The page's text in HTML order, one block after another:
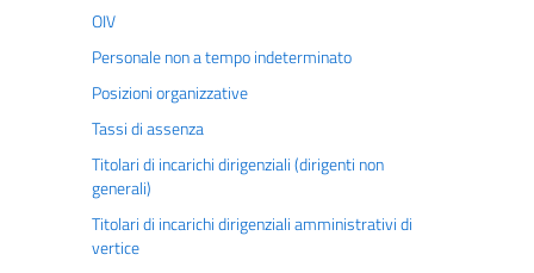
OIV
Personale non a tempo indeterminato
Posizioni organizzative
Tassi di assenza
Titolari di incarichi dirigenziali (dirigenti non
generali)
Titolari di incarichi dirigenziali amministrativi di
vertice